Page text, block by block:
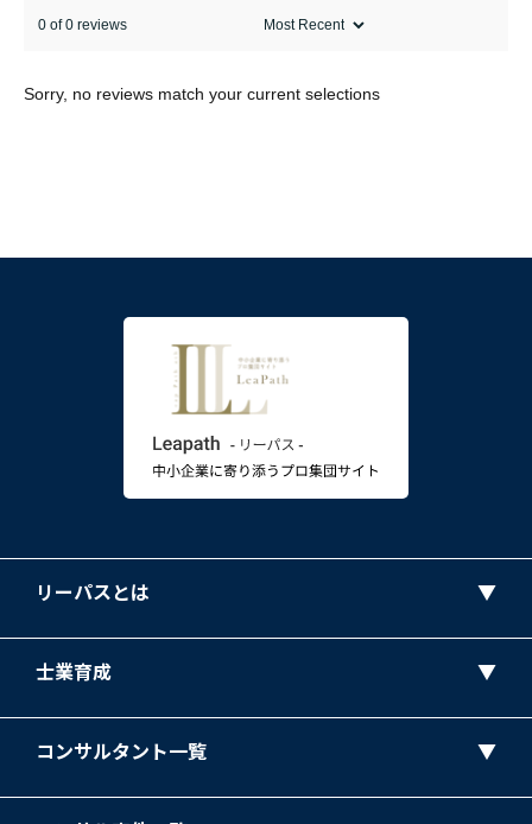
0 of 0 reviews
Sorry, no reviews match your current selections
リーパスとは
士業育成
コンサルタント一覧